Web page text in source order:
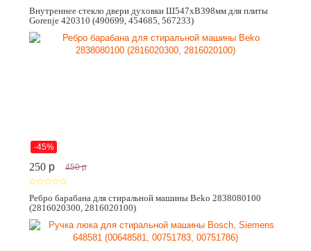
Внутреннее стекло двери духовки Ш547хВ398мм для плиты
Gorenje 420310 (490699, 454685, 567233)
-45%
250 p 450 p
Ребро барабана для стиральной машины Beko 2838080100
(2816020300, 2816020100)